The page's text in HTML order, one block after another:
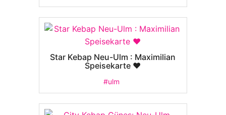
Star Kebap Neu-Ulm : Maximilian
Speisekarte ❤️
#ulm